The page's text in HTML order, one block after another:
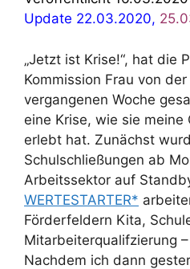
Update 22.03.2020,
„Jetzt ist Krise!“, hat die
Kommission Frau von
vergangenen Woche
eine Krise, wie sie meine
erlebt hat. Zunächst
Schulschließungen ab
Arbeitssektor auf
WERTESTARTER*
Förderfeldern Kita,
Mitarbeiterqualifzierung
Nachdem ich dann